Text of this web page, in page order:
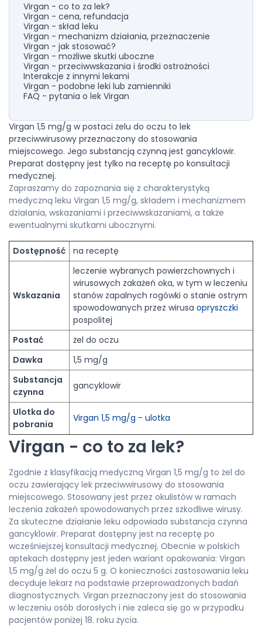
Virgan 1,5 mg/g w postaci żelu do oczu to lek
przeciwwirusowy przeznaczony do stosowania
miejscowego. Jego substancją czynną jest gancyklowir.
Preparat dostępny jest tylko na receptę po konsultacji
medycznej.
Zapraszamy do zapoznania się z charakterystyką
medyczną leku Virgan 1,5 mg/g, składem i mechanizmem
działania, wskazaniami i przeciwwskazaniami, a także
ewentualnymi skutkami ubocznymi.
Dostępność na receptę
Wskazania
leczenie wybranych powierzchownych i
wirusowych zakażeń oka, w tym w leczeniu
stanów zapalnych rogówki o stanie ostrym
spowodowanych przez wirusa opryszczki
pospolitej
Postać
żel do oczu
Dawka
1,5 mg/g
Substancja
czynna
gancyklowir
Ulotka do
pobrania
Virgan 1,5 mg/g - ulotka
Virgan - co to za lek?
Zgodnie z klasyfikacją medyczną Virgan 1,5 mg/g to żel do
oczu zawierający lek przeciwwirusowy do stosowania
miejscowego. Stosowany jest przez okulistów w ramach
leczenia zakażeń spowodowanych przez szkodliwe wirusy.
Za skuteczne działanie leku odpowiada substancja czynna
gancyklowir. Preparat dostępny jest na receptę po
wcześniejszej konsultacji medycznej. Obecnie w polskich
aptekach dostępny jest jeden wariant opakowania: Virgan
1,5 mg/g żel do oczu 5 g. O konieczności zastosowania leku
decyduje lekarz na podstawie przeprowadzonych badań
diagnostycznych. Virgan przeznaczony jest do stosowania
w leczeniu osób dorosłych i nie zaleca się go w przypadku
pacjentów poniżej 18. roku życia.
Virgan - co to za lek?
Virgan - cena, refundacja
Virgan - skład leku
Virgan - mechanizm działania, przeznaczenie
Virgan - jak stosować?
Virgan - możliwe skutki uboczne
Virgan - przeciwwskazania i środki ostrożności
Interakcje z innymi lekami
Virgan - podobne leki lub zamienniki
FAQ - pytania o lek Virgan